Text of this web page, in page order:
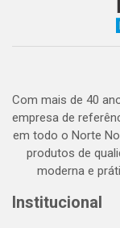
Com mais de 40
empresa de
em todo o Norte
produtos de
moderna e
Institucional